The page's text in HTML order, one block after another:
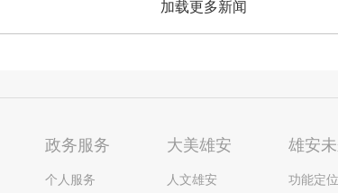
加载更多新闻
政务服务
个人服务
大美雄安
人文雄安
雄安
功能定位